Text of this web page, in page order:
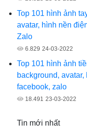
Top 101 hình ảnh
avatar, hình nền
Zalo
6.829 24-03-2022
Top 101 hình ảnh
background,
facebook, zalo
18.491 23-03-2022
Tin mới nhất